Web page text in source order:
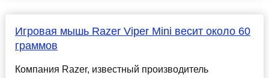
Игровая мышь Razer Viper Mini весит около 60
граммов
Компания Razer, известный производитель